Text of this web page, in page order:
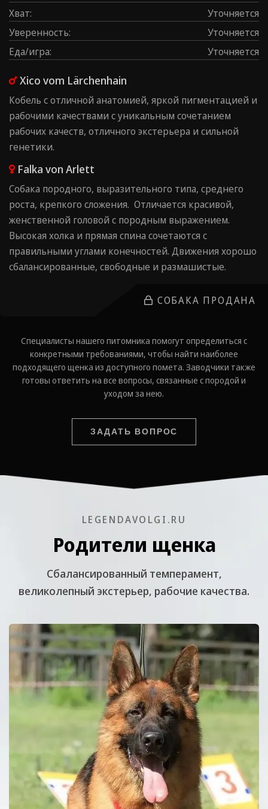
Хват:
Уточняется
Уверенность:
Уточняется
Еда/игра: Уточняется
Xico vom Lärchenhain
Кобель с отличной анатомией, яркой пигментацией и
рабочими качествами с уникальным сочетанием
рабочих качеств, отличного экстерьера и сильной
генетики.
Falka von Arlett
Собака породного, выразительного типа, среднего
роста, крепкого сложения. Отличается красивой,
женственной головой с породным выражением.
Высокая холка и прямая спина сочетаются с
правильными углами конечностей. Движения хорошо
сбалансированные, свободные и размашистые.
СОБАКА ПРОДАНА
Специалисты нашего питомника помогут определиться с
конкретными требованиями, чтобы найти наиболее
подходящего щенка из доступного помета. Заводчики также
готовы ответить на все вопросы, связанные с породой и
уходом за нею.
ЗАДАТЬ ВОПРОС
LEGENDAVOLGI.RU
Родители щенка
Cбалансированный темперамент,
великолепный экстерьер, рабочие качества.